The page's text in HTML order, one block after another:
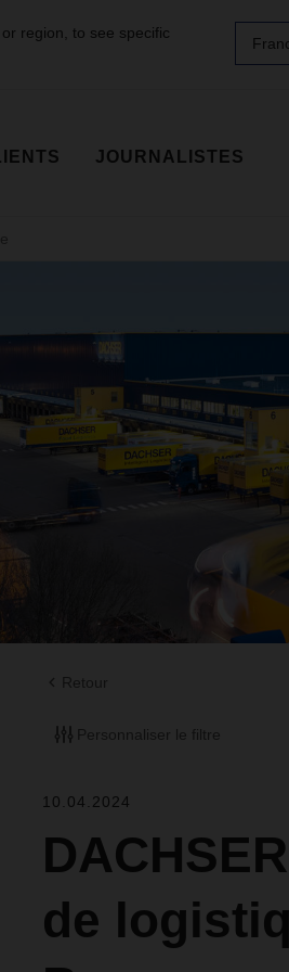
region, to see specific
JOURNALISTES
Retour
Personnaliser le filtre
10.04.2024
de